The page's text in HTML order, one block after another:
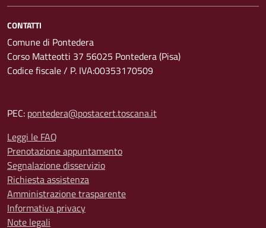
CONTATTI
Comune di Pontedera
Corso Matteotti 37 56025 Pontedera (Pisa)
Codice fiscale / P. IVA:00353170509
PEC: pontedera@postacert.toscana.it
Leggi le FAQ
Prenotazione appuntamento
Segnalazione disservizio
Richiesta assistenza
Amministrazione trasparente
Informativa privacy
Note legali